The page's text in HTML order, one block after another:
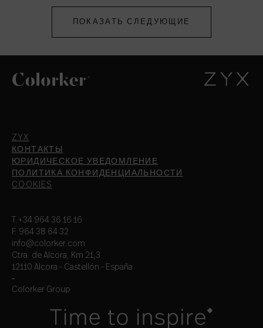
ПОКАЗАТЬ СЛЕДУЮЩИЕ
ZYX
КОНТАКТЫ
ЮРИДИЧЕСКОЕ УВЕДОМЛЕНИЕ
ПОЛИТИКА КОНФИДЕНЦИАЛЬНОСТИ
COOKIES
T.+34 964 36 16 16
F. 964 38 64 32
info@colorker.com
Ctra. de Alcora, Km 21,3
12110 Alcora - Castellón - España
Colorker Group